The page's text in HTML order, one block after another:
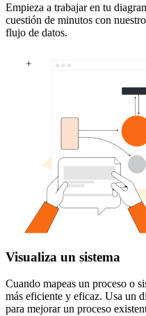
Empieza a trabajar en tu
cuestión de minutos con
flujo de datos.
Visualiza un sistema
Cuando mapeas un proceso o
más eficiente y eficaz. Usa un
para mejorar un proceso